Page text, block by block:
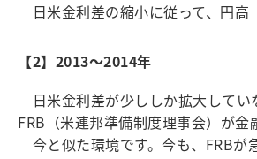
日米金利差の縮小に従って、円高
【2】2013～2014年
日米金利差が少ししか拡大してい
FRB（米連邦準備制度理事会）が金
今と似た環境です。今も、FRBが